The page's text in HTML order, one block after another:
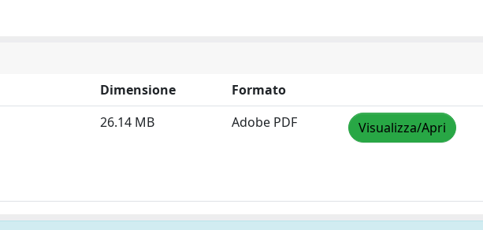
Dimensione
Formato
26.14 MB Adobe PDF Visualizza/Apri